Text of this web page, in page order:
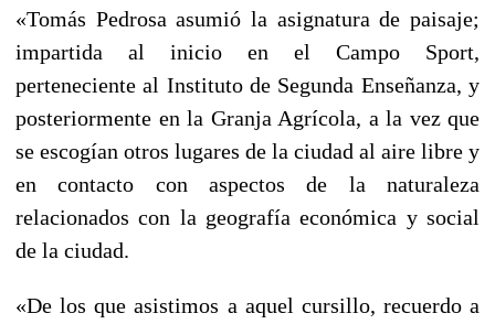
«Tomás Pedrosa asumió la asignatura de paisaje;
impartida al inicio en el Campo Sport,
perteneciente al Instituto de Segunda Enseñanza, y
posteriormente en la Granja Agrícola, a la vez que
se escogían otros lugares de la ciudad al aire libre y
en contacto con aspectos de la naturaleza
relacionados con la geografía económica y social
de la ciudad.
«De los que asistimos a aquel cursillo, recuerdo a